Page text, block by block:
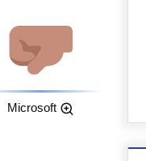
Microsoft